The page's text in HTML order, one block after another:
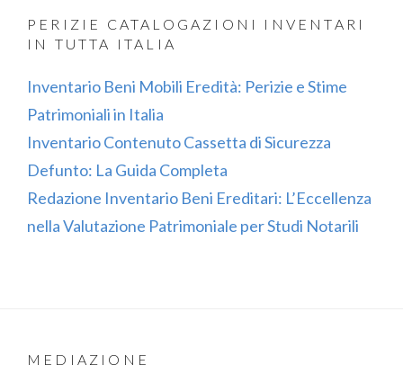
PERIZIE CATALOGAZIONI INVENTARI
IN TUTTA ITALIA
Inventario Beni Mobili Eredità: Perizie e Stime
Patrimoniali in Italia
Inventario Contenuto Cassetta di Sicurezza
Defunto: La Guida Completa
Redazione Inventario Beni Ereditari: L’Eccellenza
nella Valutazione Patrimoniale per Studi Notarili
MEDIAZIONE